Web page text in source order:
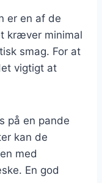
er en af de
kræver minimal
smag. For at
vigtigt at
på en pande
kan de
med
En god